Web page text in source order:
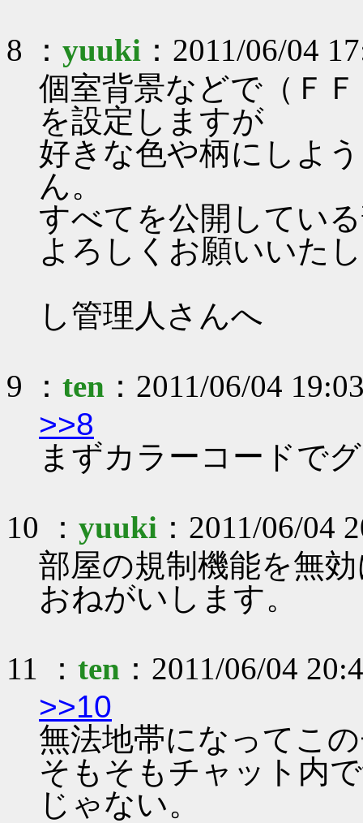
8 ： yuuki ：2011/06/04
個室背景などで（Ｆ
を設定しますが
好きな色や柄にしよ
ん。
すべてを公開してい
よろしくお願いいた
し管理人さんへ
9 ： ten ：2011/06/04
>>8
まずカラーコードで
10 ： yuuki ：2011/06/04
部屋の規制機能を無
おねがいします。
11 ： ten ：2011/06/04
>>10
無法地帯になってこ
そもそもチャット内
じゃない。